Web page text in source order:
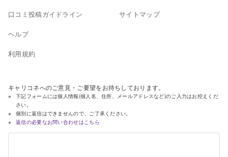
口コミ投稿ガイドライン
ヘルプ
利用規約
サイトマップ
キャリコネへのご意見・ご要望をお待ちしております。
下記フォームには個人情報(個人名、住所、メールアドレスなど)のご入力はお控えくだ
さい。
個別に返信はできませんので、ご了承ください。
返信の必要なお問い合わせはこちら